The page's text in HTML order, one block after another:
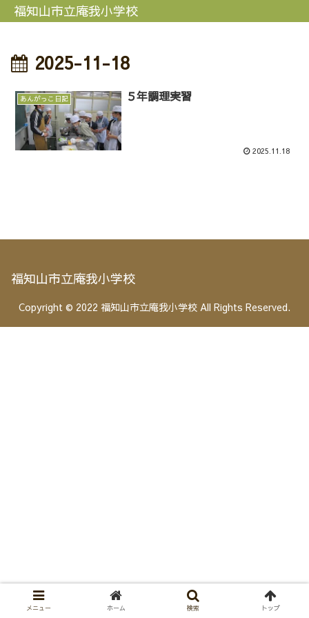
福知山市立庵我小学校
2025-11-18
あんがっこ日記 ５年調理実習
2025.11.18
福知山市立庵我小学校
Copyright © 2022 福知山市立庵我小学校 All Rights Reserved.
メニュー ホーム 検索 トップ